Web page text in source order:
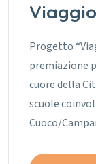
Progetto
premiazione
cuore della
scuole
Cuoco/